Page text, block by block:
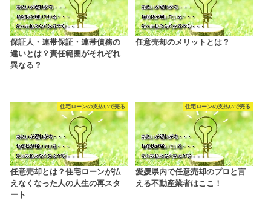
保証人・連帯保証・連帯債務の
違いとは？責任範囲がそれぞれ
異なる？
任意売却のメリットとは？
住宅ローンの支払いで売る
任意売却とは？住宅ローンが払
えなくなった人の人生の再スタ
ート
住宅ローンの支払いで売る
愛媛県内で任意売却のプロと言
える不動産業者はここ！